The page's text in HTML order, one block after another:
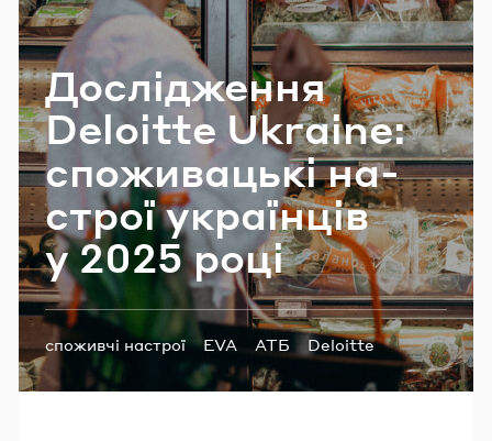
До­слі­дже­н­ня
Deloitte Ukraine:
cпоживацькі на­
строї укра­їн­ців
у 2025 році
Теги:
споживчі настрої EVA АТБ
Deloitte
дослідження
Email
Пароль
Забули пароль?
УВІЙТИ